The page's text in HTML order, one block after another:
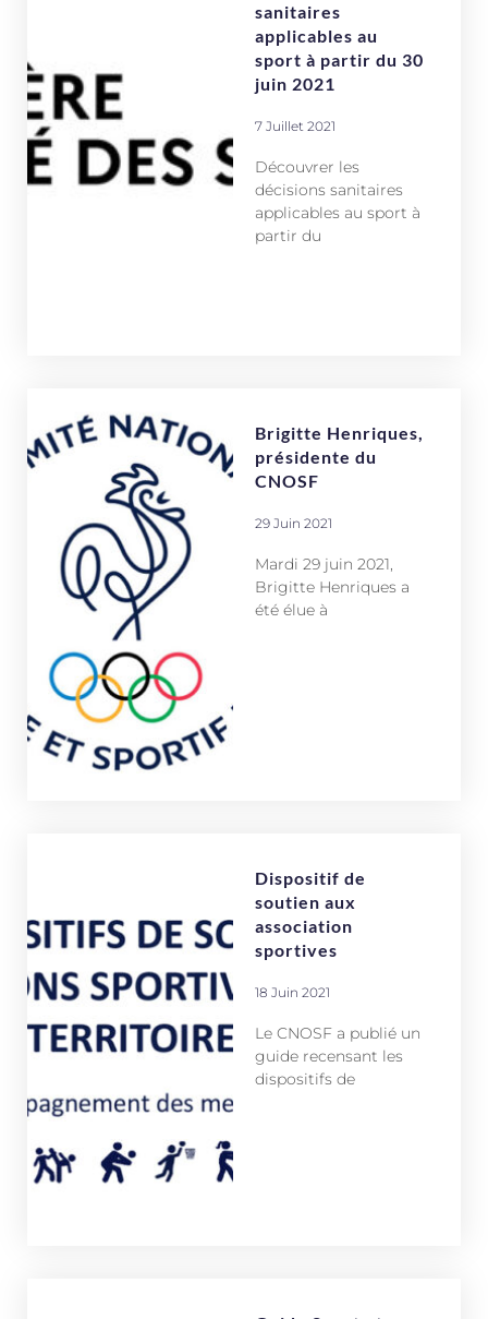
sanitaires
applicables au
sport à partir du 30
juin 2021
7 Juillet 2021
Découvrer les
décisions sanitaires
applicables au sport à
partir du
Brigitte Henriques,
présidente du
CNOSF
29 Juin 2021
Mardi 29 juin 2021,
Brigitte Henriques a
été élue à
Dispositif de
soutien aux
association
sportives
18 Juin 2021
Le CNOSF a publié un
guide recensant les
dispositifs de